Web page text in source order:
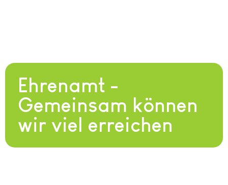
Ehrenamt -
Gemeinsam können
wir viel erreichen